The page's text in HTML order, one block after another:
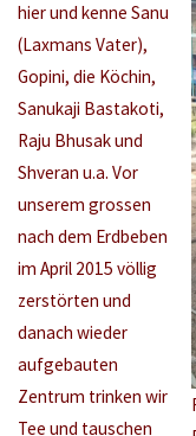
hier und kenne Sanu
(Laxmans Vater),
Gopini, die Köchin,
Sanukaji Bastakoti,
Raju Bhusak und
Shveran u.a. Vor
unserem grossen
nach dem Erdbeben
im April 2015 völlig
zerstörten und
danach wieder
aufgebauten
Zentrum trinken wir
Tee und tauschen